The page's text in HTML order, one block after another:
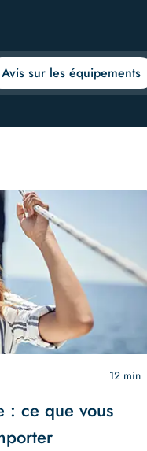
Avis sur les équipements
12 min
: ce que vous